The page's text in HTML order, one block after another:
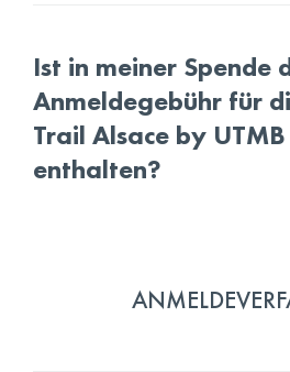
Ist in meiner Spende
Anmeldegebühr für
Trail Alsace by
enthalten?